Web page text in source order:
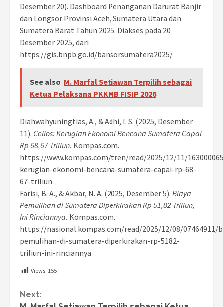
Desember 20). Dashboard Penanganan Darurat Banjir
dan Longsor Provinsi Aceh, Sumatera Utara dan
Sumatera Barat Tahun 2025. Diakses pada 20
Desember 2025, dari
https://gis.bnpb.go.id/bansorsumatera2025/
See also M. Marfal Setiawan Terpilih sebagai
Ketua Pelaksana PKKMB FISIP 2026
Diahwahyuningtias, A., & Adhi, I. S. (2025, Desember
11). Celios: Kerugian Ekonomi Bencana Sumatera Capai
Rp 68,67 Triliun. Kompas.com.
https://www.kompas.com/tren/read/2025/12/11/
kerugian-ekonomi-bencana-sumatera-capai-rp-68-
67-triliun
Farisi, B. A., & Akbar, N. A. (2025, Desember 5). Biaya
Pemulihan di Sumatera Diperkirakan Rp 51,82 Triliun,
Ini Rinciannya. Kompas.com.
https://nasional.kompas.com/read/2025/12/08/07464911/
pemulihan-di-sumatera-diperkirakan-rp-5182-
triliun-ini-rinciannya
Views: 155
Continue
Next: